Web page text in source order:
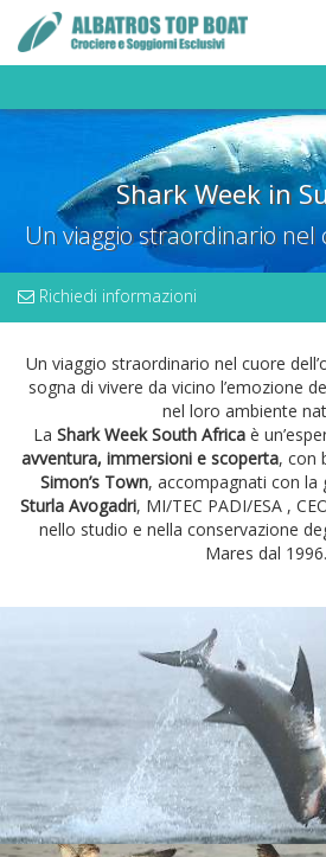
TOUR OPERATOR
DESTINAZIONI
FLOTTA MALDIVE
BUSINESS TRAVELER
NEWS & PRESS
OFFERTE E LAST
Shark Week in
Un viaggio straordinario nel
Richiedi informazioni
Un viaggio straordinario nel cuore
sogna di vivere da vicino l’emozione
nel loro ambiente
La Shark Week South Africaè
avventura, immersioni e scoperta, con
Simon’s Town, accompagnati con la
Sturla Avogadri, MI/TEC PADI/ESA ,
nello studio e nella conservazione
Mares dal 1996.